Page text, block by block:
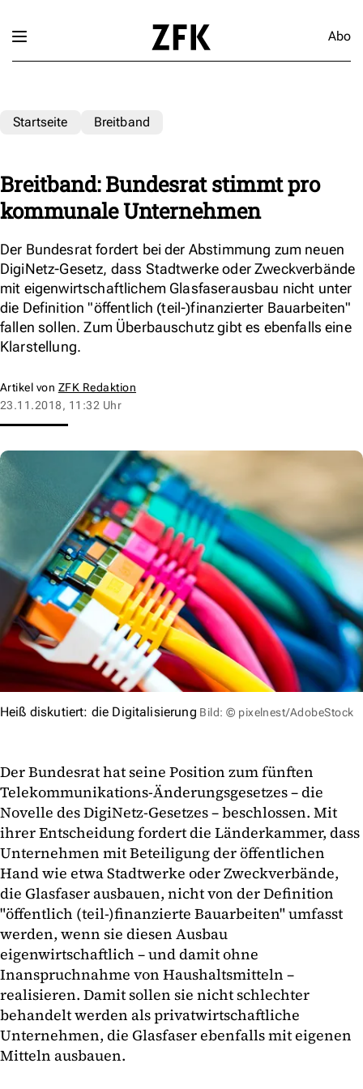
Abo
Startseite Breitband
Breitband: Bundesrat stimmt pro
kommunale Unternehmen
Der Bundesrat fordert bei der Abstimmung zum neuen
DigiNetz-Gesetz, dass Stadtwerke oder Zweckverbände
mit eigenwirtschaftlichem Glasfaserausbau nicht unter
die Definition "öffentlich (teil-)finanzierter Bauarbeiten"
fallen sollen. Zum Überbauschutz gibt es ebenfalls eine
Klarstellung.
Artikel von ZFK Redaktion
23.11.2018, 11:32 Uhr
Heiß diskutiert: die Digitalisierung Bild: © pixelnest/AdobeStock
Der Bundesrat hat seine Position zum fünften
Telekommunikations-Änderungsgesetzes – die
Novelle des DigiNetz-Gesetzes – beschlossen. Mit
ihrer Entscheidung fordert die Länderkammer, dass
Unternehmen mit Beteiligung der öffentlichen
Hand wie etwa Stadtwerke oder Zweckverbände,
die Glasfaser ausbauen, nicht von der Definition
"öffentlich (teil-)finanzierte Bauarbeiten" umfasst
werden, wenn sie diesen Ausbau
eigenwirtschaftlich – und damit ohne
Inanspruchnahme von Haushaltsmitteln –
realisieren. Damit sollen sie nicht schlechter
behandelt werden als privatwirtschaftliche
Unternehmen, die Glasfaser ebenfalls mit eigenen
Mitteln ausbauen.